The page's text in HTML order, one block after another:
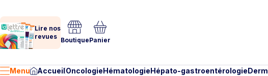
Lire nos
revues BoutiquePanier
Menu AccueilOncologieHématologieHépato-gastroentérologie